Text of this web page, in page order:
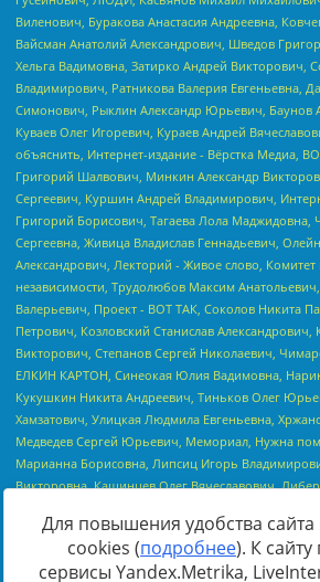
Для повышения удобства
cookies (подробнее). К
сервисы Yandex.Metrika,